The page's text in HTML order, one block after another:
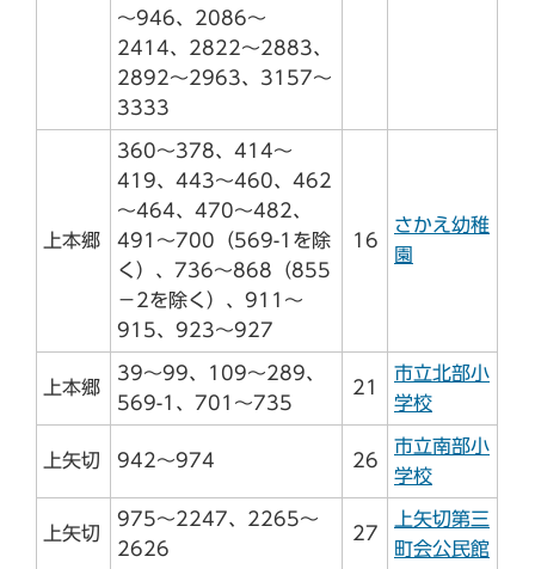
～946、2086～
2414、2822～2883、
2892～2963、3157～
3333
上本郷
360～378、414～
419、443～460、462
～464、470～482、
491～700（569-1を除
く）、736～868（855
－2を除く）、911～
915、923～927
16
さかえ幼稚
園
上本郷
39～99、109～289、
569-1、701～735
21
市立北部小
学校
上矢切 942～974 26
市立南部小
学校
上矢切
975～2247、2265～
2626
27
上矢切第三
町会公民館